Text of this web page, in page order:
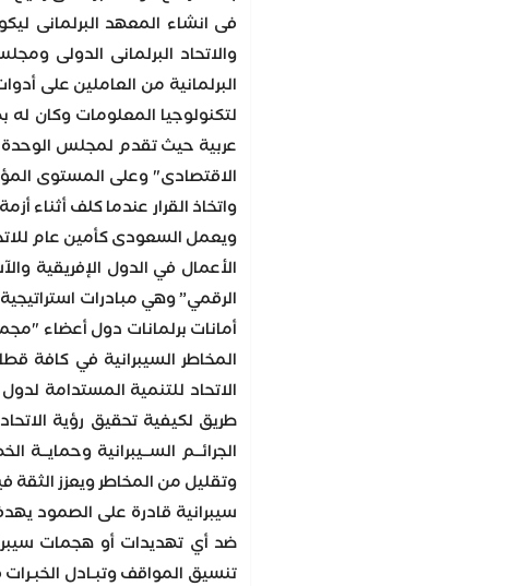
فى انشاء المعهد البرلمانى
والاتحاد البرلمانى الدولى
البرلمانية من العاملين على
لتكنولوجيا المعلومات وكان
عربية حيث تقدم لمجلس الوحدة
الاقتصادى" وعلى المستوى
ويعمل السعودى كأمين عام
الأعمال في الدول الإفريقية
الرقمي” وهي مبادرات
أمانات برلمانات دول أعضاء
المخاطر السيبرانية في كافة
الاتحاد للتنمية المستدامة
سيبرانية قادرة على الصمود
تنسيق المواقف وتبـادل الخبـرات